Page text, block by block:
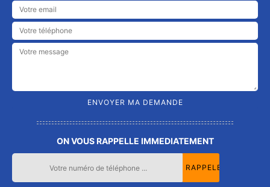
ON VOUS RAPPELLE IMMEDIATEMENT